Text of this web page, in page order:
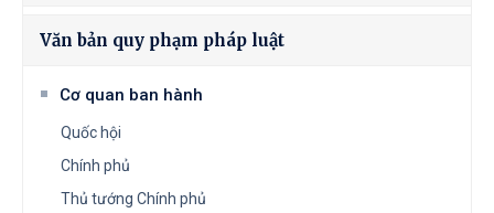
Văn bản quy phạm pháp luật
Cơ quan ban hành
Quốc hội
Chính phủ
Thủ tướng Chính phủ